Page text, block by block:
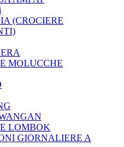
(CROCIERE
MOLUCCHE
LOMBOK
GIORNALIERE A